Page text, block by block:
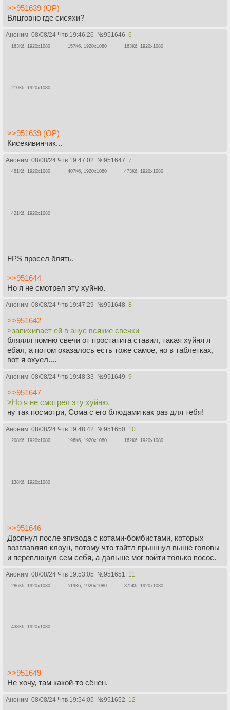
>>951639 (OP)
Влцговно где сисяхи?
Аноним 08/08/24 Чтв 19:46:26 №951646 6
163Кб, 1920x1080 157Кб, 1920x1080 163Кб, 1920x1080
210Кб, 1920x1080
>>951639 (OP)
Кисекивинчик...
Аноним 08/08/24 Чтв 19:47:02 №951647 7
481Кб, 1920x1080 407Кб, 1920x1080 473Кб, 1920x1080
421Кб, 1920x1080
FPS просел блять.
>>951644
Но я не смотрел эту хуйню.
Аноним 08/08/24 Чтв 19:47:29 №951648 8
>>951642
>запихивает ей в анус всякие свечки
бляяяя помню свечи от простатита ставил, такая хуйня я
ебал, а потом оказалось есть тоже самое, но в таблетках,
вот я охуел....
Аноним 08/08/24 Чтв 19:48:33 №951649 9
>>951647
>Но я не смотрел эту хуйню.
ну так посмотри, Сома с его блюдами как раз для тебя!
Аноним 08/08/24 Чтв 19:48:42 №951650 10
208Кб, 1920x1080 196Кб, 1920x1080 162Кб, 1920x1080
138Кб, 1920x1080
>>951646
Дропнул после эпизода с котами-бомбистами, которых
возглавлял клоун, потому что тайтл прышнул выше головы
и переплюнул сем себя, а дальше мог пойти только посос.
Аноним 08/08/24 Чтв 19:53:05 №951651 11
286Кб, 1920x1080 519Кб, 1920x1080 375Кб, 1920x1080
438Кб, 1920x1080
>>951649
Не хочу, там какой-то сёнен.
Аноним 08/08/24 Чтв 19:54:05 №951652 12